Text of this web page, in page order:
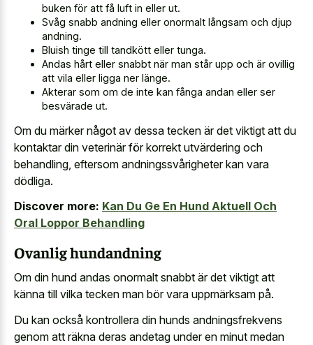
buken för att få luft in eller ut.
Svåg snabb andning eller onormalt långsam och djup
andning.
Bluish tinge till tandkött eller tunga.
Andas hårt eller snabbt när man står upp och är ovillig
att vila eller ligga ner länge.
Akterar som om de inte kan fånga andan eller ser
besvärade ut.
Om du märker något av dessa tecken är det viktigt att du
kontaktar din veterinär för korrekt utvärdering och
behandling, eftersom andningssvårigheter kan vara
dödliga.
Discover more: Kan Du Ge En Hund Aktuell Och
Oral Loppor Behandling
Ovanlig hundandning
Om din hund andas onormalt snabbt är det viktigt att
känna till vilka tecken man bör vara uppmärksam på.
Du kan också kontrollera din hunds andningsfrekvens
genom att räkna deras andetag under en minut medan